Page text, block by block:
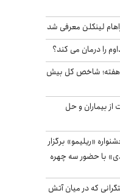
لینکلن معرفی شد
را درمان می کند؟
هفته؛ شاخص کل بیش
از بیماران و حل
«ریلیمو» برگزار
با حضور سه چهره
که در میان آتش